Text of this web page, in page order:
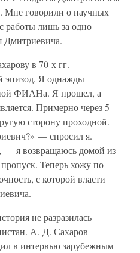
Мне говорили о научных
работы лишь за одно
Дмитриевича.
в 70-х гг.
эпизод. Я однажды
ФИАНа. Я прошел, а
Примерно через 5
сторону проходной.
— спросил я.
я возвращаюсь домой из
Теперь хожу по
с которой власти
не разразилась
А. Д. Сахаров
в интервью зарубежным